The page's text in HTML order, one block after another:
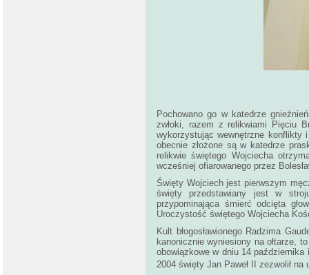
Pochowano go w katedrze
zwłoki, razem z relikwiami Pięciu
wykorzystując wewnętrzne konflikty
obecnie złożone są w katedrze
relikwie świętego Wojciecha
wcześniej ofiarowanego przez
Święty Wojciech jest pierwszym
święty przedstawiany jest w
przypominająca śmierć odcięta
Uroczystość świętego Wojciecha
Kult błogosławionego Radzima
kanonicznie wyniesiony na ołtarze,
obowiązkowe w dniu 14
2004 święty Jan Paweł II zezwolił